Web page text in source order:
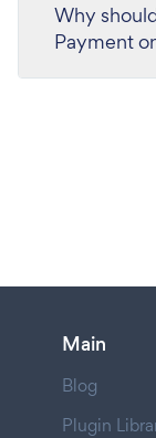
Why
Payment
Main
Blog
Plugin